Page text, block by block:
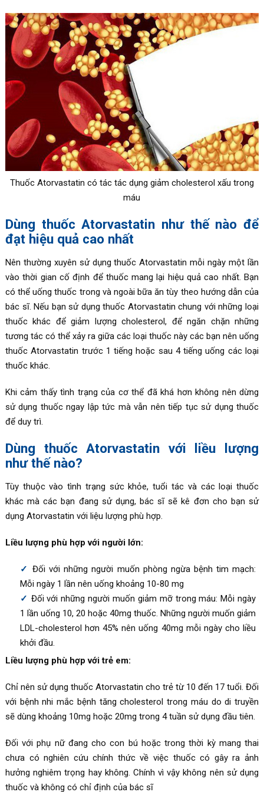
Thuốc Atorvastatin có tác tác dụng giảm cholesterol xấu trong
máu
Dùng thuốc Atorvastatin như thế nào để
đạt hiệu quả cao nhất
Nên thường xuyên sử dụng thuốc Atorvastatin mỗi ngày một lần
vào thời gian cố định để thuốc mang lại hiệu quả cao nhất. Bạn
có thể uống thuốc trong và ngoài bữa ăn tùy theo hướng dẫn của
bác sĩ. Nếu bạn sử dụng thuốc Atorvastatin chung với những loại
thuốc khác để giảm lượng cholesterol, để ngăn chặn những
tương tác có thể xảy ra giữa các loại thuốc này các bạn nên uống
thuốc Atorvastatin trước 1 tiếng hoặc sau 4 tiếng uống các loại
thuốc khác.
Khi cảm thấy tình trạng của cơ thể đã khá hơn không nên dừng
sử dụng thuốc ngay lập tức mà vẫn nên tiếp tục sử dụng thuốc
để duy trì.
Dùng thuốc Atorvastatin với liều lượng
như thế nào?
Tùy thuộc vào tình trạng sức khỏe, tuổi tác và các loại thuốc
khác mà các bạn đang sử dụng, bác sĩ sẽ kê đơn cho bạn sử
dụng Atorvastatin với liệu lượng phù hợp.
Liều lượng phù hợp với người lớn:
Đối với những người muốn phòng ngừa bệnh tim mạch:
Mỗi ngày 1 lần nên uống khoảng 10-80 mg
Đối với những người muốn giảm mỡ trong máu: Mỗi ngày
1 lần uống 10, 20 hoặc 40mg thuốc. Những người muốn giảm
LDL-cholesterol hơn 45% nên uống 40mg mỗi ngày cho liều
khởi đầu.
Liều lượng phù hợp với trẻ em:
Chỉ nên sử dụng thuốc Atorvastatin cho trẻ từ 10 đến 17 tuổi. Đối
với bệnh nhi mắc bệnh tăngcholesterol trong máu do di truyền
sẽ dùng khoảng 10mg hoặc 20mg trong 4 tuần sử dụng đầu tiên.
Đối với phụ nữ đang cho con bú hoặc trong thời kỳ mang thai
chưa có nghiên cứu chính thức về việc thuốc có gây ra ảnh
hưởng nghiêm trọng hay không. Chính vì vậy không nên sử dụng
thuốc và không có chỉ định của bác sĩ